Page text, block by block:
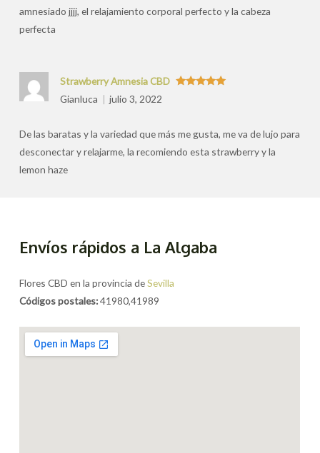
amnesiado jjjj, el relajamiento corporal perfecto y la cabeza
perfecta
Strawberry Amnesia CBD
Gianluca
julio 3, 2022
De las baratas y la variedad que más me gusta, me va de lujo para
desconectar y relajarme, la recomiendo esta strawberry y la
lemon haze
Envíos rápidos a La Algaba
Flores CBD en la provincia deSevilla
Códigos postales:41980,41989